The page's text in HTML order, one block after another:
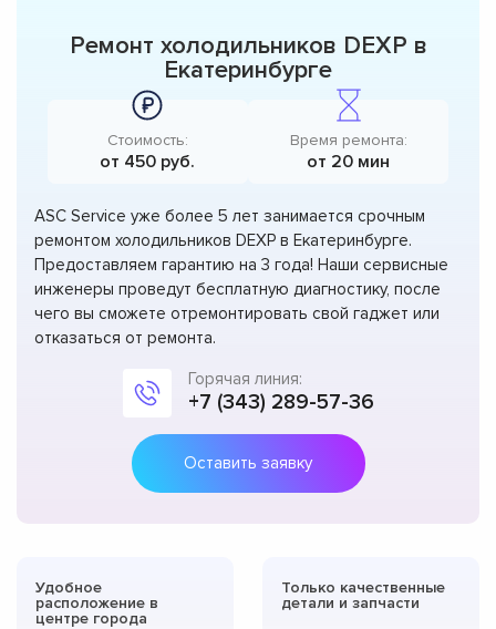
Ремонт холодильников DEXP в
Екатеринбурге
Стоимость:
от 450 руб.
Время ремонта:
от 20 мин
ASC Service уже более 5 лет занимается срочным
ремонтом холодильников DEXP в Екатеринбурге.
Предоставляем гарантию на 3 года! Наши сервисные
инженеры проведут бесплатную диагностику, после
чего вы сможете отремонтировать свой гаджет или
отказаться от ремонта.
Горячая линия:
+7 (343) 289-57-36
Оставить заявку
Удобное
расположение в
центре города
Только качественные
детали и запчасти